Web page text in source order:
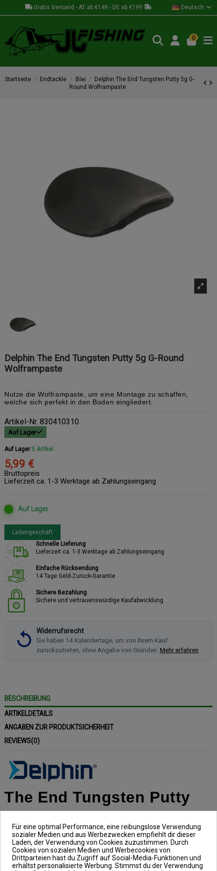
Gratis Versand - AT ab €149 - DE ab €199 Deutsch
0
Startseite Endtackle Blei
Delphin The End Tungsten Putty 5g G-
Round Wolframpaste
Delphin The End Tungsten Putty 5g G-Round
Wolframpaste
Nutze die Wolframpaste, um eine Montage zu schaffen,
welche sich perfekt in den Boden eingliedert.
Artikel-Nr. 830410310
Auf Lager
Auf Lager 5 Artikel
5,99 €
Bruttopreis
Lieferzeit ca. 1-3 Werktage ab Zahlungseingang
Auf Lager
Ladengeschäft
Schnelle Lieferung
Lieferzeit ca. 1-3 Werktage ab Zahlungseingang
Einfache Rücksendung
14 Tage Geld-Zurück-Garantie
Sichere Bezahlung
Sichere und vertrauenswürdige Kaufabwicklung
Widerrufsrecht
Sie haben 14 Kalendertage, um von Ihrem Kauf
zurückzutreten, ohne Angabe von Gründen. Mehr erfahren
BESCHREIBUNG
ARTIKELDETAILS
ANGABEN ZUR PRODUKTSICHERHEIT
REVIEWS(0)
The End Tungsten Putty
Beim The End Tungsten Putty, aus
dem Hause Delphin, handelt es sich
Für eine optimal Performance, eine reibungslose Verwendung
sozialer Medien und aus Werbezwecken empfiehlt dir dieser
Laden, der Verwendung von Cookies zuzustimmen. Durch
Cookies von sozialen Medien und Werbecookies von
Drittparteien hast du Zugriff auf Social-Media-Funktionen und
erhältst personalisierte Werbung. Stimmst du der Verwendung